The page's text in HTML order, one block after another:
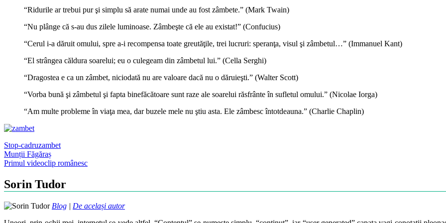
“Ridurile ar trebui pur şi simplu să arate numai unde au fost zâmbete.” (Mark Twain)
“Nu plânge că s-au dus zilele luminoase. Zâmbeşte că ele au existat!” (Confucius)
“Cerul i-a dăruit omului, spre a-i recompensa toate greutăţile, trei lucruri: speranţa, visul şi zâmbetul…” (Immanuel Kant)
“El strângea căldura soarelui; eu o culegeam din zâmbetul lui.” (Cella Serghi)
“Dragostea e ca un zâmbet, niciodată nu are valoare dacă nu o dăruieşti.” (Walter Scott)
“Vorba bună şi zâmbetul şi fapta binefăcătoare sunt raze ale soarelui răsfrânte în sufletul omului.” (Nicolae Iorga)
“Am multe probleme în viaţa mea, dar buzele mele nu ştiu asta. Ele zâmbesc întotdeauna.” (Charlie Chaplin)
Stop-cadruzambet
Post
navigation
Munții Făgăraș
Primul videoclip românesc
Sorin Tudor
Blog | De același autor